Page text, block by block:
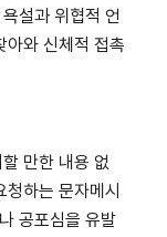
설과 위협적 언
아와 신체적 접촉
만한 내용 없
하는 문자메시
공포심을 유발